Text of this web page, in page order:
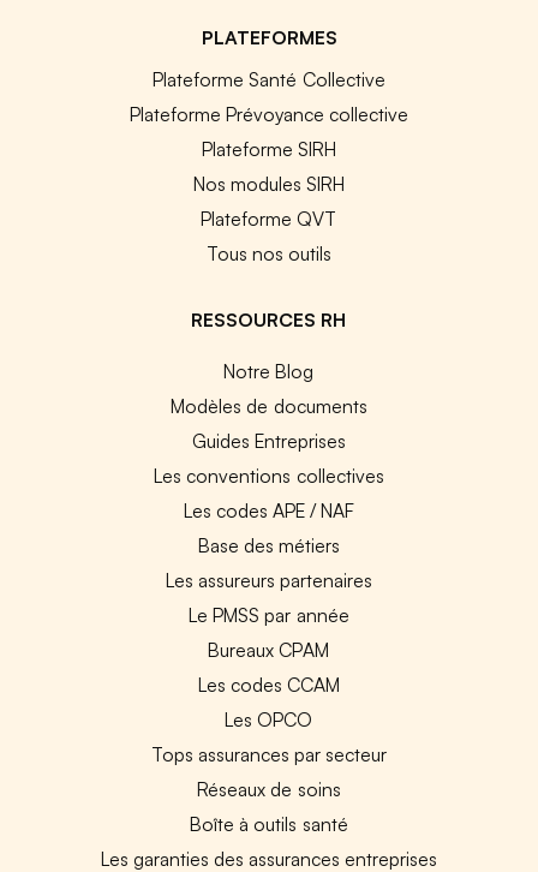
PLATEFORMES
Plateforme Santé Collective
Plateforme Prévoyance collective
Plateforme SIRH
Nos modules SIRH
Plateforme QVT
Tous nos outils
RESSOURCES RH
Notre Blog
Modèles de documents
Guides Entreprises
Les conventions collectives
Les codes APE / NAF
Base des métiers
Les assureurs partenaires
Le PMSS par année
Bureaux CPAM
Les codes CCAM
Les OPCO
Tops assurances par secteur
Réseaux de soins
Boîte à outils santé
Les garanties des assurances entreprises